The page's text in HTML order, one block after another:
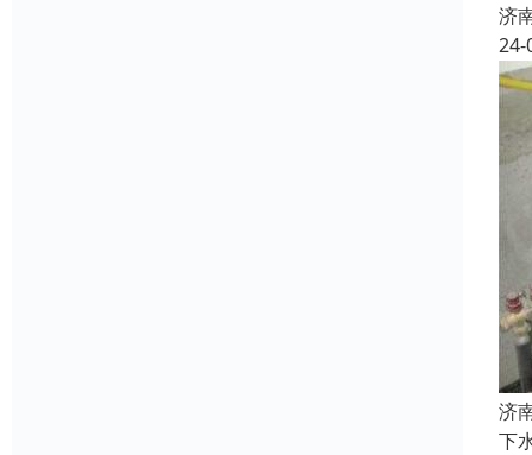
济
24-
济
下